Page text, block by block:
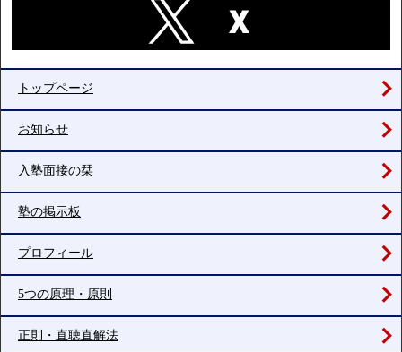
トップページ
お知らせ
入塾面接の栞
塾の掲示板
プロフィール
5つの原理・原則
正則・直聴直解法